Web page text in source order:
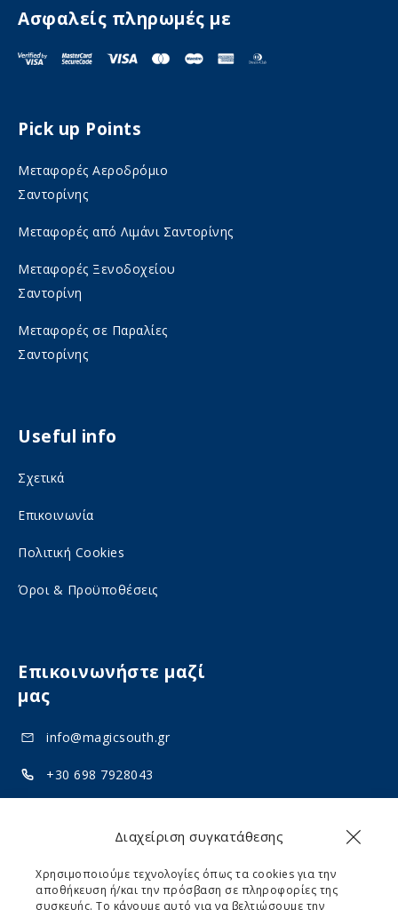
Διαχείριση συγκατάθεσης
Χρησιμοποιούμε τεχνολογίες όπως τα cookies για την
αποθήκευση ή/και την πρόσβαση σε πληροφορίες της
συσκευής. Το κάνουμε αυτό για να βελτιώσουμε την
s
i
a
c
e
o
k
o
n
c
i
a
m
e
a
s
i
n
s
t
g
r
a
m
o
o
c
l
m
i
a
Ασφαλείς πληρωμές με
Pick up Points
Μεταφορές Αεροδρόμιο
Σαντορίνης
Μεταφορές από Λιμάνι Σαντορίνης
Μεταφορές Ξενοδοχείου
Σαντορίνη
Μεταφορές σε Παραλίες
Σαντορίνης
Useful info
Σχετικά
Επικοινωνία
Πολιτική Cookies
Όροι & Προϋποθέσεις
Επικοινωνήστε μαζί
μας
info@magicsouth.gr
+30 698 7928043
Akrotiri, Santorini 84700